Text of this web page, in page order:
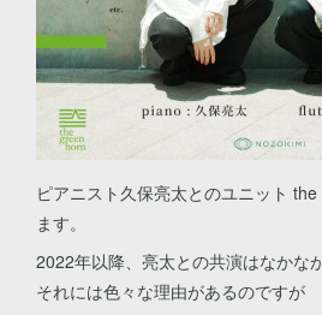
ピアニスト久保亮太とのユニット
ます。
2022年以降、亮太との共演はなかな
それには色々な理由があるのですが